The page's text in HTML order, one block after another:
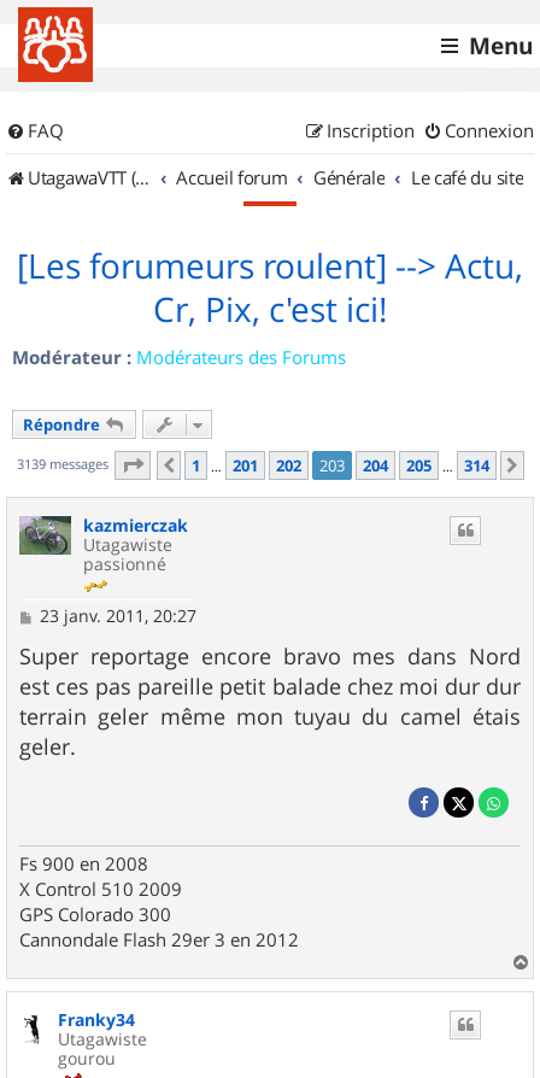
Menu
FAQ Connexion
Inscription
UtagawaVTT (Randos VTT et VTTAE avec traces GPS)
Accueil forum Générale Le café du site
[Les forumeurs roulent] --> Actu,
Cr, Pix, c'est ici!
Modérateur : Modérateurs des Forums
Répondre
3139 messages Page 203 sur314
Précédent
1 … 201 202 203 204 205 … 314
kazmierczak
Utagawiste
passionné
M
s
s
a
g
e
23 janv. 2011, 20:27
Super reportage encore bravo mes dans Nord
est ces pas pareille petit balade chez moi dur dur
terrain geler même mon tuyau du camel étais
geler.
Fs 900 en 2008
X Control 510 2009
GPS Colorado 300
Cannondale Flash 29er 3 en 2012
a
u
Franky34
Utagawiste
gourou